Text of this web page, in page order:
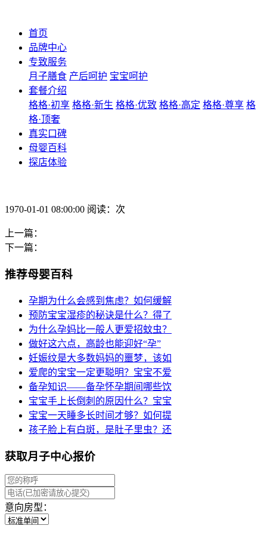
首页
品牌中心
专致服务
月子膳食 产后呵护 宝宝呵护
套餐介绍
格格·初享 格格·新生 格格·优致 格格·高定 格格·尊享 格
格·顶奢
真实口碑
母婴百科
探店体验
1970-01-01 08:00:00 阅读：次
上一篇：
下一篇：
推荐母婴百科
孕期为什么会感到焦虑？如何缓解
预防宝宝湿疹的秘诀是什么？得了
为什么孕妈比一般人更爱招蚊虫？
做好这六点，高龄也能迎好“孕”
妊娠纹是大多数妈妈的噩梦，该如
爱爬的宝宝一定更聪明？宝宝不爱
备孕知识——备孕怀孕期间哪些饮
宝宝手上长倒刺的原因什么？宝宝
宝宝一天睡多长时间才够？如何提
孩子脸上有白斑，是肚子里虫？还
获取月子中心报价
意向房型：